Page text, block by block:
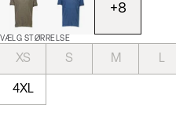
+8
VÆLG STØRRELSE
XS S M L
4XL